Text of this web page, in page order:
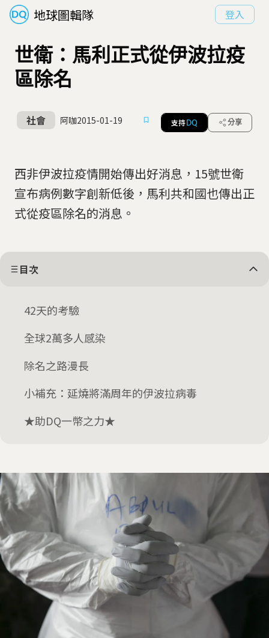
地球圖輯隊 登入
世衛：馬利正式從伊波拉疫
區除名
社會 阿咖2015-01-19 支持 DQ 分享
西非伊波拉疫情開始傳出好消息，15號世衛
宣布病例數字創新低後，馬利共和國也傳出正
式從疫區除名的消息。
目次
42天的考驗
全球2萬多人感染
除名之路漫長
小補充：延燒將滿周年的伊波拉病毒
★助DQ一幣之力★